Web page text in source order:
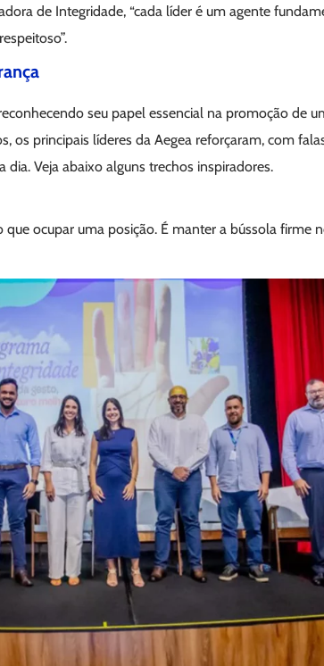
de Integridade, “cada líder é um agente
seu papel essencial na promoção de
os principais líderes da Aegea reforçaram, com
Veja abaixo alguns trechos inspiradores.
que ocupar uma posição. É manter a bússola firme